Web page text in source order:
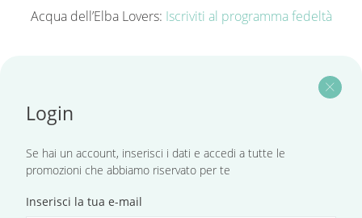
Acqua dell’Elba Lovers: Iscriviti al programma fedeltà
close
Login
Se hai un account, inserisci i dati e accedi a tutte le
promozioni che abbiamo riservato per te
Inserisci la tua e-mail